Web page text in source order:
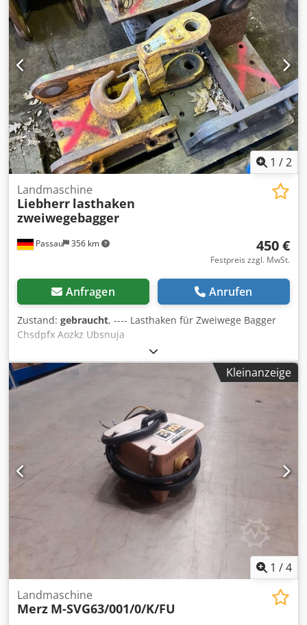
1 /2
Passau 356 km
Landmaschine
Liebherr lasthaken
zweiwegebagger
450 €
Festpreis zzgl. MwSt.
Anfragen Anrufen
Zustand: gebraucht, ---- Lasthaken für Zweiwege Bagger
Chsdpfx Aozkz Ubsnuja
Kleinanzeige
1 /4
Landmaschine
Merz M-SVG63/001/0/K/FU